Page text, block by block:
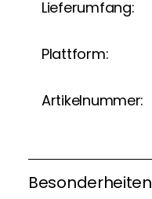
Lieferumfang:
Plattform:
Artikelnummer:
Besonderheiten